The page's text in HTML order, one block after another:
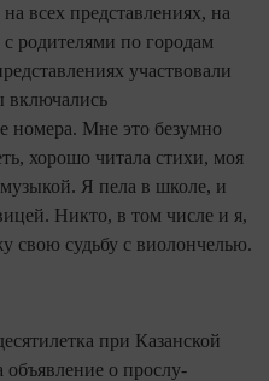
всех представлениях, на
с ро­дителями по городам
участвовали
включа­лись
номе­ра. Мне это безумно
хорошо читала стихи, моя
Я пела в школе, и
Никто, в том числе и я,
свою судьбу с виолончелью.
при Казанской
объявление о прослу­